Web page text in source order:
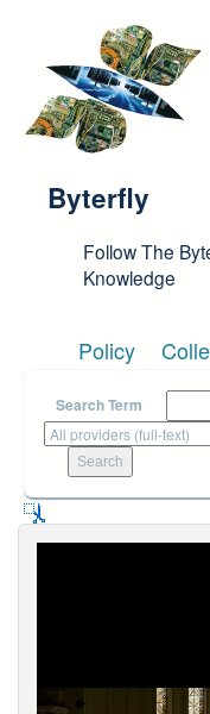
Byterfly
Follow The
Knowledge
Policy
Search Term